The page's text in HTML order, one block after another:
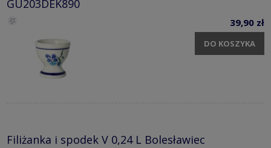
GU203DEK890
39,90 zł
DO KOSZYKA
Filiżanka i spodek V 0,24 L Bolesławiec